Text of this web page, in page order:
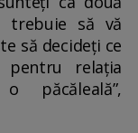
trebuie să vă
să decideți ce
relația
păcăleală”,